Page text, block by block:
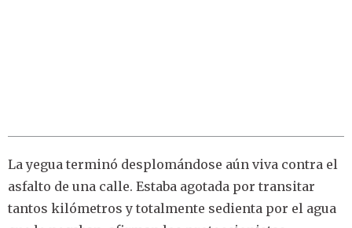
La yegua terminó desplomándose aún viva contra el
asfalto de una calle. Estaba agotada por transitar
tantos kilómetros y totalmente sedienta por el agua